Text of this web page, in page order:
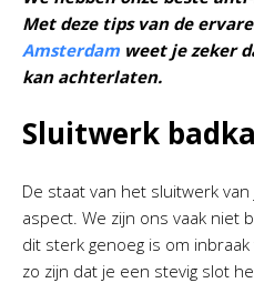
Met deze tips van de
Amsterdam weet je zeker
kan achterlaten.
Sluitwerk
De staat van het sluitwerk
aspect. We zijn ons vaak niet
dit sterk genoeg is om
zo zijn dat je een stevig slot